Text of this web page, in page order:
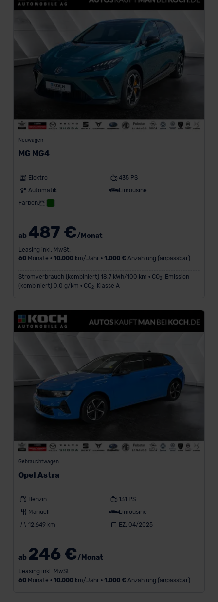
Neuwagen
MG MG4
Elektro
435 PS
Automatik
Limousine
Farben:
ab 487 €/Monat
Leasing inkl. MwSt.
60Monate • 10.000km/Jahr • 1.000 €Anzahlung (anpassbar)
Stromverbrauch (kombiniert) 18,7 kWh/100 km • CO 2-Emission
(kombiniert) 0,0 g/km • CO 2-Klasse A
Gebrauchtwagen
Opel Astra
Benzin
131 PS
Manuell
Limousine
12.649 km
EZ: 04/2025
ab 246 €/Monat
Leasing inkl. MwSt.
60Monate • 10.000km/Jahr • 1.000 €Anzahlung (anpassbar)